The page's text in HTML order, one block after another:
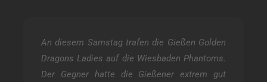
An diesem Samstag trafen die Gießen Golden
Dragons Ladies auf die Wiesbaden Phantoms.
Der Gegner hatte die Gießener extrem gut